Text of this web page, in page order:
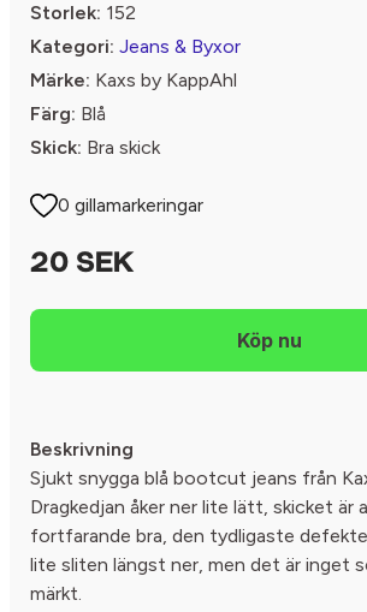
Storlek: 152
Kategori: Jeans & Byxor
Märke: Kaxs by KappAhl
Färg: Blå
Skick: Bra skick
0 gillamarkeringar
20 SEK
Beskrivning
Sjukt snygga blå bootcut jeans från
Dragkedjan åker ner lite lätt, skicket är
fortfarande bra, den tydligaste
lite sliten längst ner, men det är inget
märkt.